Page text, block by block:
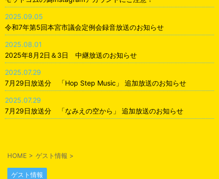
2025.09.05
令和7年第5回本宮市議会定例会録音放送のお知らせ
2025.08.01
2025年8月2日＆3日 中継放送のお知らせ
2025.07.29
7月29日放送分 「Hop Step Music」 追加放送のお知らせ
2025.07.29
7月29日放送分 「なみえの空から」 追加放送のお知らせ
HOME > ゲスト情報 >
ゲスト情報